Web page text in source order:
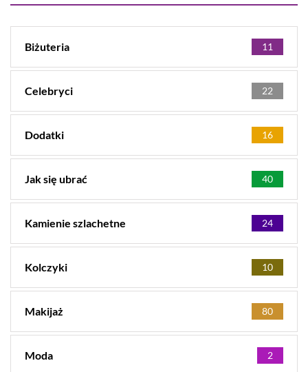
Biżuteria 11
Celebryci 22
Dodatki 16
Jak się ubrać 40
Kamienie szlachetne 24
Kolczyki 10
Makijaż 80
Moda 2